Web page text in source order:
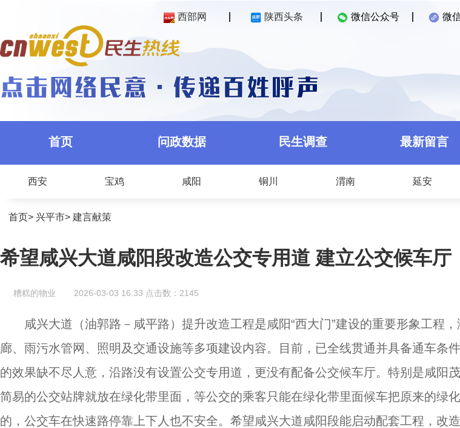
西部网 陕西头条 微信公众号 微
首页 问政数据 民生调查 最新留言
西安 宝鸡 咸阳 铜川 渭南 延安
首页> 兴平市> 建言献策
希望咸兴大道咸阳段改造公交专用道 建立公交候车厅
糟糕的物业 2026-03-03 16:33 点击数： 2145
咸兴大道（油郭路－咸平路）提升改造工程是咸阳“西大门”建设的重要形象工程
廊、雨污水管网、照明及交通设施等多项建设内容。目前，已全线贯通并具备通车条
的效果缺不尽人意，沿路没有设置公交专用道，更没有配备公交候车厅。特别是咸阳
简易的公交站牌就放在绿化带里面，等公交的乘客只能在绿化带里面候车把原来的绿
的，公交车在快速路停靠上下人也不安全。希望咸兴大道咸阳段能启动配套工程，改